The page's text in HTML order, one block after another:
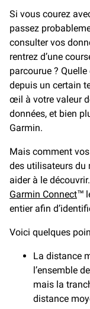
Si vous courez
passez
consulter vos
rentrez d’une
parcourue ?
depuis un certain
œil à votre valeur
données, et bien
Garmin.
Mais comment
des utilisateurs du
aider à le
Garmin Connect™
entier afin
Voici quelques
La distance
l’ensemble
mais la
distance